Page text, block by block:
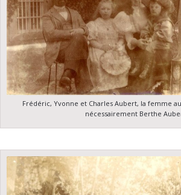
Frédéric, Yvonne et Charles Aubert, la femme
nécessairement Berthe